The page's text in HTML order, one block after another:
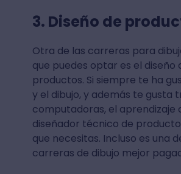
3. Diseño de
Otra de las carreras para
que puedes optar es el diseño
productos. Si siempre te ha
y el dibujo, y además te gusta
computadoras, el aprendizaje
diseñador técnico de
que necesitas. Incluso es una
carreras de dibujo mejor